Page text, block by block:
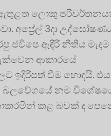
ලොකු
අප්‍රේල් 3දා
ජවිපෙ ඇඳිරි නීතිය මැදම
ආකාරයේ
ඉදිරිපත් වීම හොඳයි.
බලවේගයේ නම
කළ බවක් ද